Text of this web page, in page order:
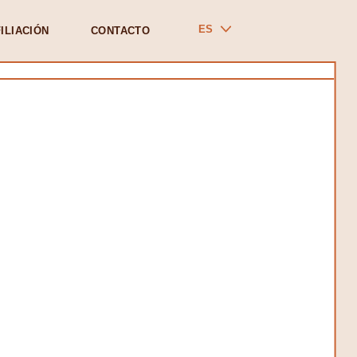
CONTACTO ES